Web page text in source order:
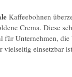
Kaffeebohnen
Crema. Diese
für Unternehmen,
vielseitig einsetzbar